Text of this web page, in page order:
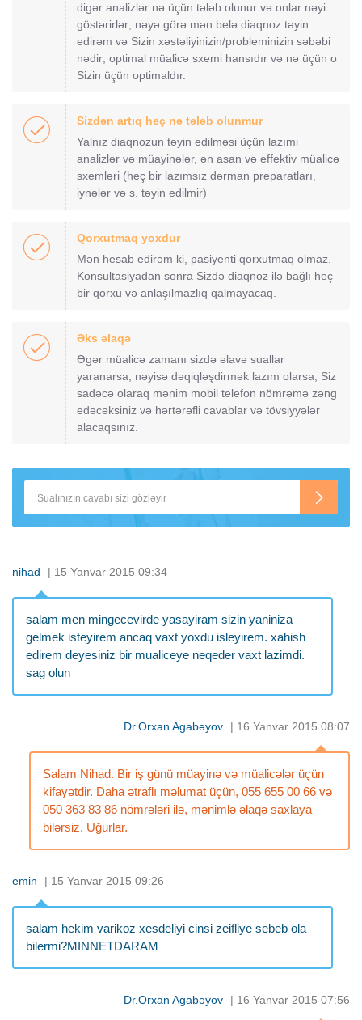
digər analizlər nə üçün tələb olunur və onlar nəyi
göstərirlər; nəyə görə mən belə diaqnoz təyin
edirəm və Sizin xəstəliyinizin/probleminizin səbəbi
nədir; optimal müalicə sxemi hansıdır və nə üçün o
Sizin üçün optimaldır.
Sizdən artıq heç nə tələb olunmur
Yalnız diaqnozun təyin edilməsi üçün lazımi
analizlər və müayinələr, ən asan və effektiv müalicə
sxemləri (heç bir lazımsız dərman preparatları,
iynələr və s. təyin edilmir)
Qorxutmaq yoxdur
Mən hesab edirəm ki, pasiyenti qorxutmaq olmaz.
Konsultasiyadan sonra Sizdə diaqnoz ilə bağlı heç
bir qorxu və anlaşılmazlıq qalmayacaq.
Əks əlaqə
Əgər müalicə zamanı sizdə əlavə suallar
yaranarsa, nəyisə dəqiqləşdirmək lazım olarsa, Siz
sadəcə olaraq mənim mobil telefon nömrəmə zəng
edəcəksiniz və hərtərəfli cavablar və tövsiyyələr
alacaqsınız.
nihad | 15 Yanvar 2015 09:34
salam men mingecevirde yasayiram sizin yaniniza
gelmek isteyirem ancaq vaxt yoxdu isleyirem. xahish
edirem deyesiniz bir mualiceye neqeder vaxt lazimdi.
sag olun
Dr.Orxan Agabəyov | 16 Yanvar 2015 08:07
Salam Nihad. Bir iş günü müayinə və müalicələr üçün
kifayətdir. Daha ətraflı məlumat üçün, 055 655 00 66 və
050 363 83 86 nömrələri ilə, mənimlə əlaqə saxlaya
bilərsiz. Uğurlar.
emin | 15 Yanvar 2015 09:26
salam hekim varikoz xesdeliyi cinsi zeifliye sebeb ola
bilermi?MINNETDARAM
Dr.Orxan Agabəyov | 16 Yanvar 2015 07:56